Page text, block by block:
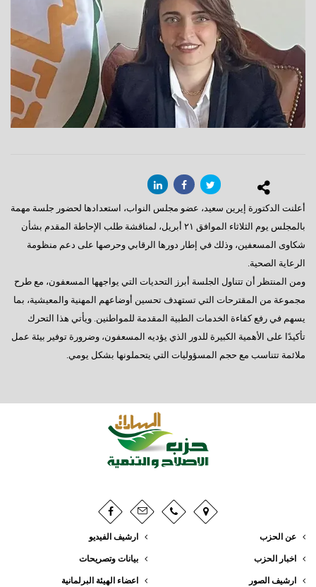
أعلنت الدكتورة إيرين سعيد، عضو مجلس النواب، استعدادها لحضور جلسة مهمة
بالمجلس يوم الثلاثاء الموافق ٢١ أبريل، لمناقشة طلب الإحاطة المقدم بشأن
شكاوى المسعفين، وذلك في إطار دورها الرقابي وحرصها على دعم منظومة
الرعاية الصحية.
ومن المنتظر أن تتناول الجلسة أبرز التحديات التي يواجهها المسعفون، مع طرح
مجموعة من المقترحات التي تستهدف تحسين أوضاعهم المهنية والمعيشية، بما
يسهم في رفع كفاءة الخدمات الطبية المقدمة للمواطنين. ويأتي هذا التحرك
تأكيدًا على الأهمية الكبيرة للدور الذي يؤديه المسعفون، وضرورة توفير بيئة عمل
ملائمة تتناسب مع حجم المسؤوليات التي يتحملونها بشكل يومي.
عن الحزب
اخبار الحزب
ارشيف الصور
ارشيف الفيديو
بيانات وتصريحات
اعضاء الهيئة البرلمانية